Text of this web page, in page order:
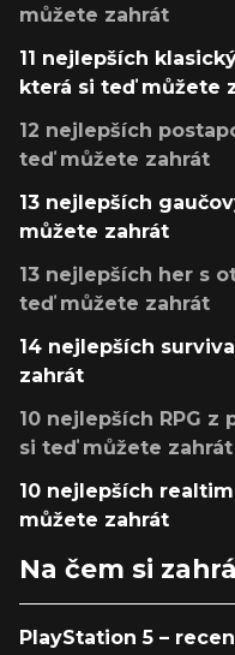
můžete zahrát
11 nejlepších
která si teď můžete
12 nejlepších
teď můžete zahrát
13 nejlepších
můžete zahrát
13 nejlepších her s
teď můžete zahrát
14 nejlepších
zahrát
10 nejlepších RPG
si teď můžete zahrát
10 nejlepších
můžete zahrát
Na čem si
PlayStation 5 –